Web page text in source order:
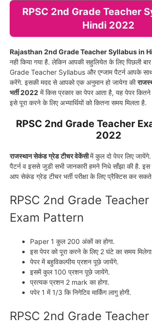
RPSC 2nd Grade Teacher
Hindi 2022
Rajasthan 2nd Grade Teacher Syllabus in
नही किया गया है. लेकिन आपकी सहुलियेत के लिए पिछली
Grade Teacher Syllabus और एग्जाम पैटर्न आपके
करेंगे. इसकी मदद से आपको एक अनुमान हो जायेगा की
भर्ती 2022 में किस प्रकार का पेपर आता है, यह पेपर कितने
इसे पूरा करने के लिए अभ्यार्थियों को कितना समय मिलता है.
RPSC 2nd Grade Teacher
2022
राजस्थान सेकंड ग्रेड टीचर वेकेंसीमें कुल दो पेपर लिए
पैटर्न व इससे जुडी सभी जानकारी हमने निधे साँझा की है. इस
आप सेकंड ग्रेड टीचर भर्ती परीक्षा के लिए प्रैक्टिस कर
RPSC 2nd Grade Teacher
Exam Pattern
Paper 1 कुल 200 अंकों का होगा.
इस पेपर को पूरा करने के लिए 2 घंटे का समय
पेपर में बहुविकल्पीय प्रशन पूछे जायेंगे.
इसमें कुल 100 प्रशन पूछे जायेंगे.
प्रत्यक प्रशन 2 mark का होगा.
पपेर 1 में 1/3 कि निगेटिव मार्किंग लागु होगी.
RPSC 2nd Grade